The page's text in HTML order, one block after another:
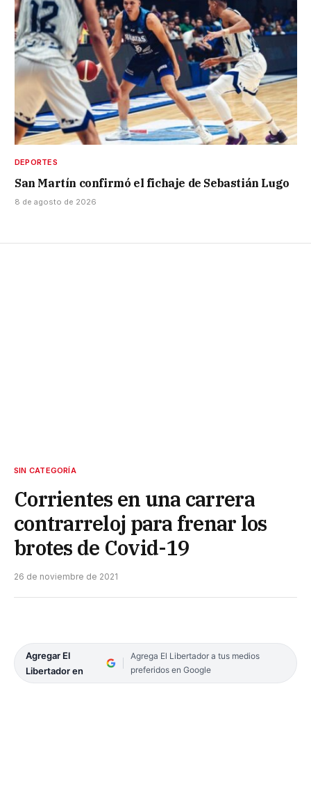
DEPORTES
San Martín confirmó el fichaje de Sebastián Lugo
8 de agosto de 2026
SIN CATEGORÍA
Corrientes en una carrera
contrarreloj para frenar los
brotes de Covid-19
26 de noviembre de 2021
Agregar El
Libertador en
Agrega El Libertador a tus medios
preferidos en Google